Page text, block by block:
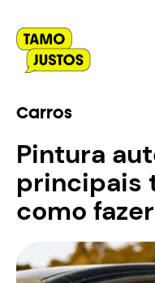
Carros
Pintura
principais
como fazer